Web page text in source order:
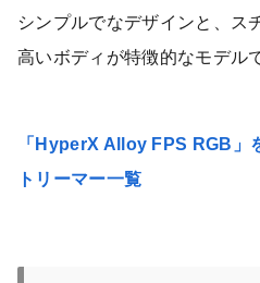
シンプルでなデザインと、ス
高いボディが特徴的なモデル
「 HyperX Alloy FPS RGB」
トリーマー一覧